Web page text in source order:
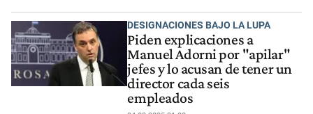
DESIGNACIONES BAJO LA LUPA
Piden explicaciones a
Manuel Adorni por "apilar"
jefes y lo acusan de tener un
director cada seis
empleados